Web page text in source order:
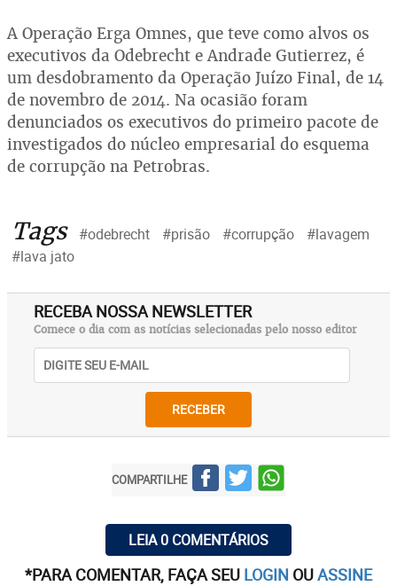
A Operação Erga Omnes, que teve como alvos os
executivos da Odebrecht e Andrade Gutierrez, é
um desdobramento da Operação Juízo Final, de 14
de novembro de 2014. Na ocasião foram
denunciados os executivos do primeiro pacote de
investigados do núcleo empresarial do esquema
de corrupção na Petrobras.
Tags #odebrecht #prisão #corrupção
#lavagem
#lava jato
RECEBA NOSSA NEWSLETTER
Comece o dia com as notícias selecionadas pelo nosso editor
RECEBER
COMPARTILHE
LEIA 0 COMENTÁRIOS
*PARA COMENTAR, FAÇA SEU LOGIN OUASSINE